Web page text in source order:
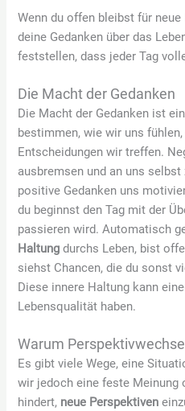
Wenn du offen bleibst für
deine Gedanken über das
feststellen, dass jeder Tag
Die Macht der Gedanken
Die Macht der Gedanken ist
bestimmen, wie wir uns
Entscheidungen wir treffen.
ausbremsen und an uns
positive Gedanken uns
du beginnst den Tag mit der
passieren wird. Automatisch
Haltung durchs Leben, bist
siehst Chancen, die du sonst
Diese innere Haltung kann
Lebensqualität haben.
Warum
Es gibt viele Wege, eine
wir jedoch eine feste Meinung
hindert, neue Perspektiven